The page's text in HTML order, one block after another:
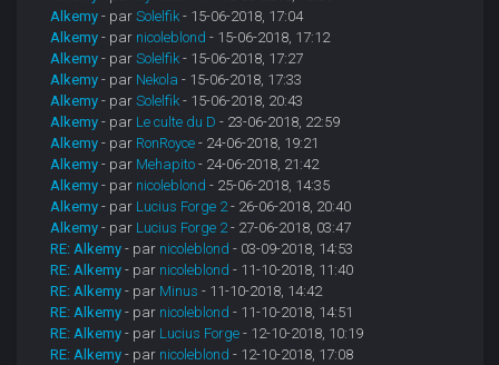
Alkemy - parSolelfik - 15-06-2018, 17:04
Alkemy - par nicoleblond - 15-06-2018, 17:12
Alkemy - parSolelfik - 15-06-2018, 17:27
Alkemy - par Nekola - 15-06-2018, 17:33
Alkemy - parSolelfik - 15-06-2018, 20:43
Alkemy - par Le culte du D - 23-06-2018, 22:59
Alkemy - par RonRoyce - 24-06-2018, 19:21
Alkemy - par Mehapito - 24-06-2018, 21:42
Alkemy - par nicoleblond - 25-06-2018, 14:35
Alkemy - par Lucius Forge 2- 26-06-2018, 20:40
Alkemy - par Lucius Forge 2- 27-06-2018, 03:47
RE: Alkemy - par nicoleblond - 03-09-2018, 14:53
RE: Alkemy - par nicoleblond - 11-10-2018, 11:40
RE: Alkemy - par Minus - 11-10-2018, 14:42
RE: Alkemy - par nicoleblond - 11-10-2018, 14:51
RE: Alkemy - par Lucius Forge - 12-10-2018, 10:19
RE: Alkemy - par nicoleblond - 12-10-2018, 17:08